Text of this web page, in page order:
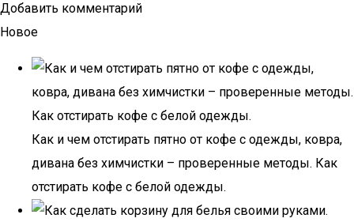
Добавить комментарий
Новое
Как и чем отстирать пятно от кофе с одежды, ковра,
дивана без химчистки – проверенные методы. Как
отстирать кофе с белой одежды.